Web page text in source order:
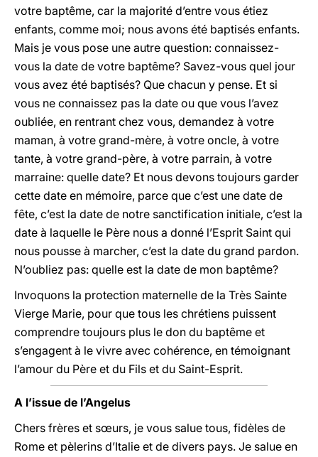
votre baptême, car la majorité d’entre vous étiez
enfants, comme moi; nous avons été baptisés enfants.
Mais je vous pose une autre question: connaissez-
vous la date de votre baptême? Savez-vous quel jour
vous avez été baptisés? Que chacun y pense. Et si
vous ne connaissez pas la date ou que vous l’avez
oubliée, en rentrant chez vous, demandez à votre
maman, à votre grand-mère, à votre oncle, à votre
tante, à votre grand-père, à votre parrain, à votre
marraine: quelle date? Et nous devons toujours garder
cette date en mémoire, parce que c’est une date de
fête, c’est la date de notre sanctification initiale, c’est la
date à laquelle le Père nous a donné l’Esprit Saint qui
nous pousse à marcher, c’est la date du grand pardon.
N’oubliez pas: quelle est la date de mon baptême?
Invoquons la protection maternelle de la Très Sainte
Vierge Marie, pour que tous les chrétiens puissent
comprendre toujours plus le don du baptême et
s’engagent à le vivre avec cohérence, en témoignant
l’amour du Père et du Fils et du Saint-Esprit.
A l’issue de l’Angelus
Chers frères et sœurs, je vous salue tous, fidèles de
Rome et pèlerins d’Italie et de divers pays. Je salue en